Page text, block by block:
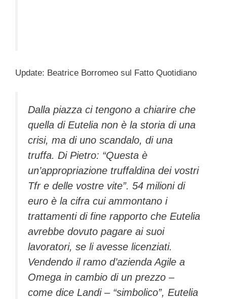
Update: Beatrice Borromeo sul Fatto Quotidiano
Dalla piazza ci tengono a chiarire che
quella di Eutelia non è la storia di una
crisi, ma di uno scandalo, di una
truffa. Di Pietro: “Questa è
un’appropriazione truffaldina dei vostri
Tfr e delle vostre vite”. 54 milioni di
euro è la cifra cui ammontano i
trattamenti di fine rapporto che Eutelia
avrebbe dovuto pagare ai suoi
lavoratori, se li avesse licenziati.
Vendendo il ramo d’azienda Agile a
Omega in cambio di un prezzo –
come dice Landi – “simbolico”, Eutelia